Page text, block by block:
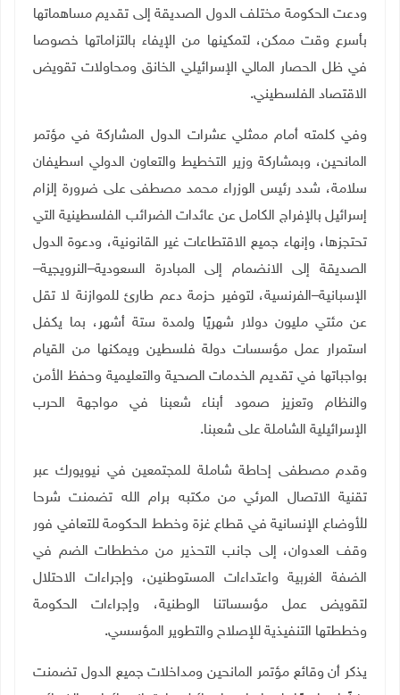
ودعت الحكومة مختلف الدول الصديقة إلى تقديم مساهماتها
بأسرع وقت ممكن، لتمكينها من الإيفاء بالتزاماتها خصوصا
في ظل الحصار المالي الإسرائيلي الخانق ومحاولات تقويض
الاقتصاد الفلسطيني.
وفي كلمته أمام ممثلي عشرات الدول المشاركة في مؤتمر
المانحين، وبمشاركة وزير التخطيط والتعاون الدولي اسطيفان
سلامة، شدد رئيس الوزراء محمد مصطفى على ضرورة إلزام
إسرائيل بالإفراج الكامل عن عائدات الضرائب الفلسطينية التي
تحتجزها، وإنهاء جميع الاقتطاعات غير القانونية، ودعوة الدول
الصديقة إلى الانضمام إلى المبادرة السعودية–النرويجية–
الإسبانية–الفرنسية، لتوفير حزمة دعم طارئ للموازنة لا تقل
عن مئتي مليون دولار شهريًا ولمدة ستة أشهر، بما يكفل
استمرار عمل مؤسسات دولة فلسطين ويمكنها من القيام
بواجباتها في تقديم الخدمات الصحية والتعليمية وحفظ الأمن
والنظام وتعزيز صمود أبناء شعبنا في مواجهة الحرب
الإسرائيلية الشاملة على شعبنا.
وقدم مصطفى إحاطة شاملة للمجتمعين في نيويورك عبر
تقنية الاتصال المرئي من مكتبه برام الله تضمنت شرحا
للأوضاع الإنسانية في قطاع غزة وخطط الحكومة للتعافي فور
وقف العدوان، إلى جانب التحذير من مخططات الضم في
الضفة الغربية واعتداءات المستوطنين، وإجراءات الاحتلال
لتقويض عمل مؤسساتنا الوطنية، وإجراءات الحكومة
وخططتها التنفيذية للإصلاح والتطوير المؤسسي.
يذكر أن وقائع مؤتمر المانحين ومداخلات جميع الدول تضمنت